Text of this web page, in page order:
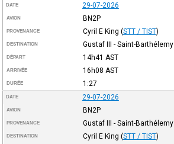
DATE 29-07-2026
AVION BN2P
PROVENANCE Cyril E King (STT / TIST)
DESTINATION Gustaf III - Saint-Barthélemy
DÉPART 14h41 AST
ARRIVÉE 16h08 AST
DURÉE 1:27
DATE 29-07-2026
AVION BN2P
PROVENANCE Gustaf III - Saint-Barthélemy
DESTINATION Cyril E King (STT / TIST)